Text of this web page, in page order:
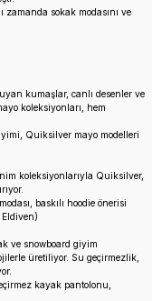
zamanda sokak modasını ve
kumaşlar, canlı desenler ve
koleksiyonları, hem
Quiksilver mayo modelleri
koleksiyonlarıyla Quiksilver,
baskılı hoodie önerisi
Eldiven)
ve snowboard giyim
üretiliyor. Su geçirmezlik,
kayak pantolonu,